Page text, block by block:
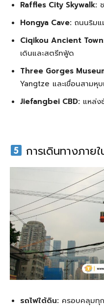
Raffles City Skywalk:
Hongya Cave: ถนนริมแ
Ciqikou Ancient
เดินและสตรีทฟู้ด
Three Gorges
Yangtze และเขื่อนสามหุบ
Jiefangbei CBD: แหล่ง
การเดินทางภาย
รถไฟใต้ดิน: ครอบคลุมทุ